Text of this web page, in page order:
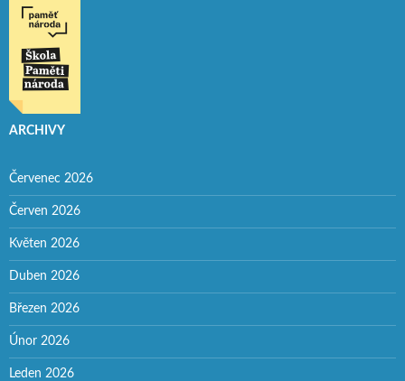
ARCHIVY
Červenec 2026
Červen 2026
Květen 2026
Duben 2026
Březen 2026
Únor 2026
Leden 2026